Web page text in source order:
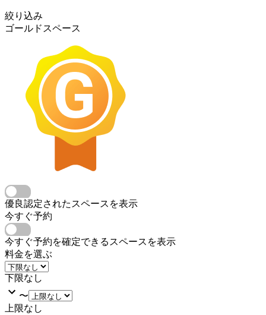
絞り込み
ゴールドスペース
優良認定されたスペースを表示
今すぐ予約
今すぐ予約を確定できるスペースを表示
料金を選ぶ
下限なし
〜
上限なし